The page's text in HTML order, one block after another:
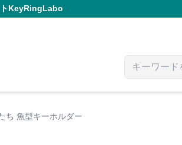
KeyRingLabo
ち 魚型キーホルダー